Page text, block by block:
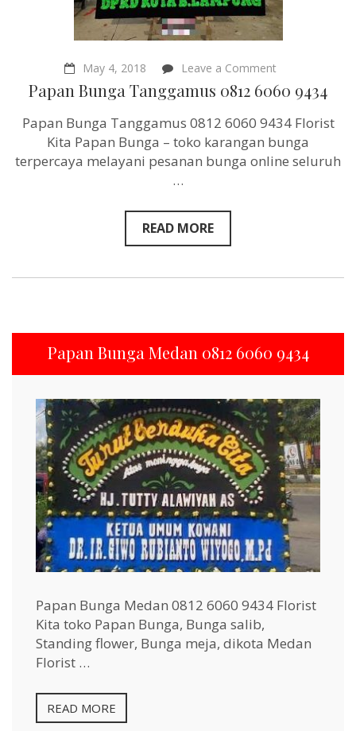
May 4, 2018 Leave a Commenton
Papan
Bunga
0812
9434
Papan Bunga Tanggamus 0812 6060 9434
Papan Bunga Tanggamus 0812 6060 9434 Florist
Kita Papan Bunga – toko karangan bunga
terpercaya melayani pesanan bunga online seluruh
…
READ MORE
Papan Bunga Medan 0812 6060 9434
Papan Bunga Medan 0812 6060 9434 Florist
Kita toko Papan Bunga, Bunga salib,
Standing flower, Bunga meja, dikota Medan
Florist …
READ MORE